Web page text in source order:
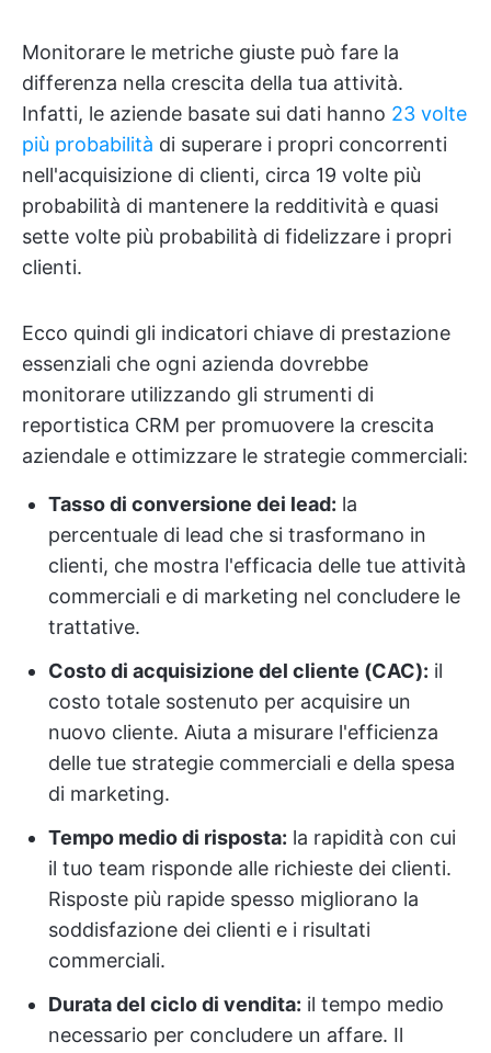
Monitorare le metriche giuste può fare la
differenza nella crescita della tua attività.
Infatti, le aziende basate sui dati hanno 23 volte
più probabilità di superare i propri concorrenti
nell'acquisizione di clienti, circa 19 volte più
probabilità di mantenere la redditività e quasi
sette volte più probabilità di fidelizzare i propri
clienti.
Ecco quindi gli indicatori chiave di prestazione
essenziali che ogni azienda dovrebbe
monitorare utilizzando gli strumenti di
reportistica CRM per promuovere la crescita
aziendale e ottimizzare le strategie commerciali:
Tasso di conversione dei lead: la
percentuale di lead che si trasformano in
clienti, che mostra l'efficacia delle tue attività
commerciali e di marketing nel concludere le
trattative.
Costo di acquisizione del cliente (CAC): il
costo totale sostenuto per acquisire un
nuovo cliente. Aiuta a misurare l'efficienza
delle tue strategie commerciali e della spesa
di marketing.
Tempo medio di risposta: la rapidità con cui
il tuo team risponde alle richieste dei clienti.
Risposte più rapide spesso migliorano la
soddisfazione dei clienti e i risultati
commerciali.
Durata del ciclo di vendita: il tempo medio
necessario per concludere un affare. Il